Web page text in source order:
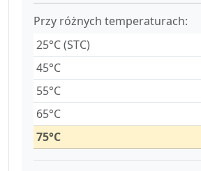
Przy różnych temperaturach:
25°C (STC)
45°C
55°C
65°C
75°C